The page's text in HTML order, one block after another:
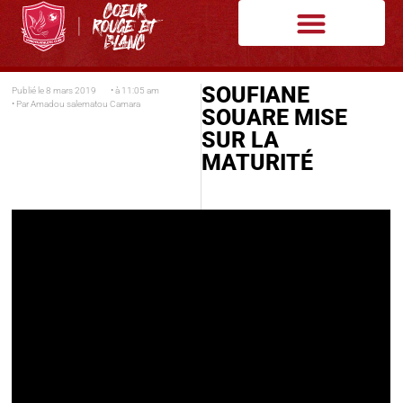
Publié le 8 mars 2019 • à 11:05 am
• ParAmadou salematou Camara
SOUFIANE
SOUARE MISE
SUR LA
MATURITÉ